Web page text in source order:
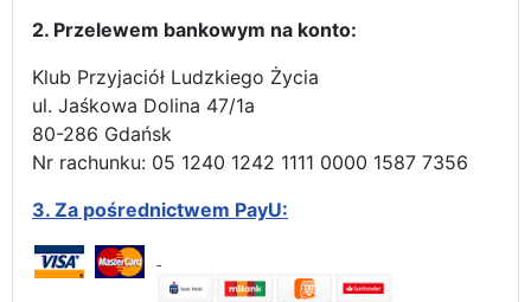
2. Przelewem bankowym na konto:
Klub Przyjaciół Ludzkiego Życia
ul. Jaśkowa Dolina 47/1a
80-286 Gdańsk
Nr rachunku: 05 1240 1242 1111 0000 1587 7356
3. Za pośrednictwem PayU: